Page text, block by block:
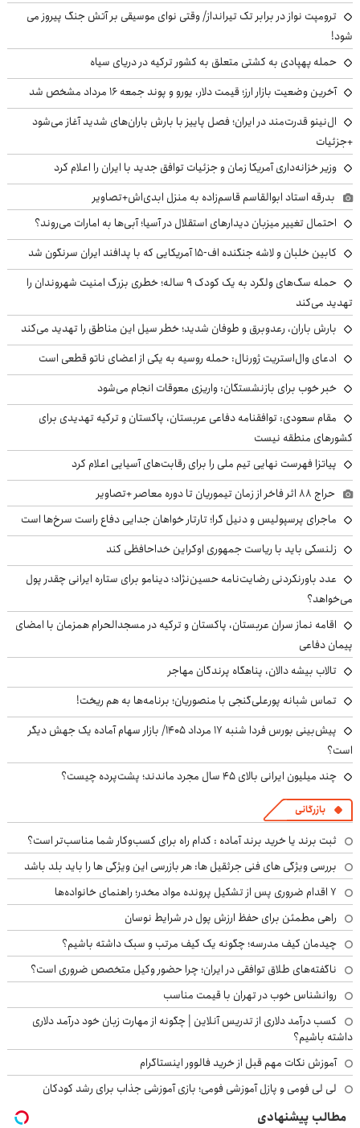
ترومپت نواز در برابر تک تیرانداز/ وقتی نوای موسیقی بر آتش جنگ پیروز می
شود!
حمله پهپادی به کشتی متعلق به کشور ترکیه در دریای سیاه
آخرین وضعیت بازار ارز؛ قیمت دلار، یورو و پوند جمعه ۱۶ مرداد مشخص شد
ال‌نینو قدرت‌مند در ایران؛ فصل پاییز با بارش باران‌های شدید آغاز می‌شود
+جزئیات
وزیر خزانه‌داری آمریکا زمان و جزئیات توافق جدید با ایران را اعلام کرد
بدرقه استاد ابوالقاسم قاسم‌زاده به منزل ابدی‌اش+تصاویر
احتمال تغییر میزبان دیدارهای استقلال در آسیا؛ آبی‌ها به امارات می‌روند؟
کابین خلبان و لاشه جنگنده اف-۱۵ آمریکایی که با پدافند ایران سرنگون شد
حمله سگ‌های ولگرد به یک کودک ۹ ساله؛ خطری بزرگ امنیت شهروندان را
تهدید می‌کند
بارش باران، رعدوبرق و طوفان شدید؛ خطر سیل این مناطق را تهدید می‌کند
ادعای وال‌استریت ژورنال: حمله روسیه به یکی از اعضای ناتو قطعی است
خبر خوب برای بازنشستگان: واریزی معوقات انجام می‌شود
مقام سعودی: توافقنامه دفاعی عربستان، پاکستان و ترکیه تهدیدی برای
کشورهای منطقه نیست
پیاتزا فهرست نهایی تیم ملی را برای رقابت‌های آسیایی اعلام کرد
حراج ۸۸ اثر فاخر از زمان تیموریان تا دوره معاصر +تصاویر
ماجرای پرسپولیس و دنیل گرا؛ تارتار خواهان جدایی دفاع راست سرخ‌ها است
زلنسکی باید با ریاست جمهوری اوکراین خداحافظی کند
عدد باورنکردنی رضایت‌نامه حسین‌نژاد؛ دینامو برای ستاره ایرانی چقدر پول
می‌خواهد؟
اقامه نماز سران عربستان، پاکستان و ترکیه در مسجدالحرام همزمان با امضای
پیمان دفاعی
تالاب بیشه دالان، پناهگاه پرندگان مهاجر
تماس شبانه پورعلی‌گنجی با منصوریان؛ برنامه‌ها به هم ریخت!
پیش‌بینی بورس فردا شنبه ۱۷ مرداد ۱۴۰۵/ بازار سهام آماده یک جهش دیگر
است؟
چند میلیون ایرانی بالای ۴۵ سال مجرد ماندند؛ پشت‌پرده چیست؟
بازرگانی
ثبت برند یا خرید برند آماده : کدام راه برای کسب‌وکار شما مناسب‌تر است؟
بررسی ویژگی های فنی جرثقیل ها: هر بازرسی این ویژگی ها را باید بلد باشد
۷ اقدام ضروری پس از تشکیل پرونده مواد مخدر؛ راهنمای خانواده‌ها
راهی مطمئن برای حفظ ارزش پول در شرایط نوسان
چیدمان کیف مدرسه؛ چگونه یک کیف مرتب و سبک داشته باشیم؟
ناگفته‌های طلاق توافقی در ایران؛ چرا حضور وکیل متخصص ضروری است؟
روانشناس خوب در تهران با قیمت مناسب
کسب درآمد دلاری از تدریس آنلاین | چگونه از مهارت زبان خود درآمد دلاری
داشته باشیم؟
آموزش نکات مهم قبل از خرید فالوور اینستاگرام
لی لی فومی و پازل آموزشی فومی؛ بازی آموزشی جذاب برای رشد کودکان
مطالب پیشنهادی